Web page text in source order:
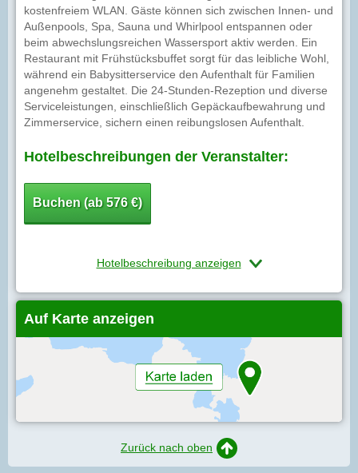
kostenfreiem WLAN. Gäste können sich zwischen Innen- und
Außenpools, Spa, Sauna und Whirlpool entspannen oder
beim abwechslungsreichen Wassersport aktiv werden. Ein
Restaurant mit Frühstücksbuffet sorgt für das leibliche Wohl,
während ein Babysitterservice den Aufenthalt für Familien
angenehm gestaltet. Die 24-Stunden-Rezeption und diverse
Serviceleistungen, einschließlich Gepäckaufbewahrung und
Zimmerservice, sichern einen reibungslosen Aufenthalt.
Hotelbeschreibungen der Veranstalter:
Buchen (ab 576 €)
Hotelbeschreibung anzeigen
Auf Karte anzeigen
Zurück nach oben